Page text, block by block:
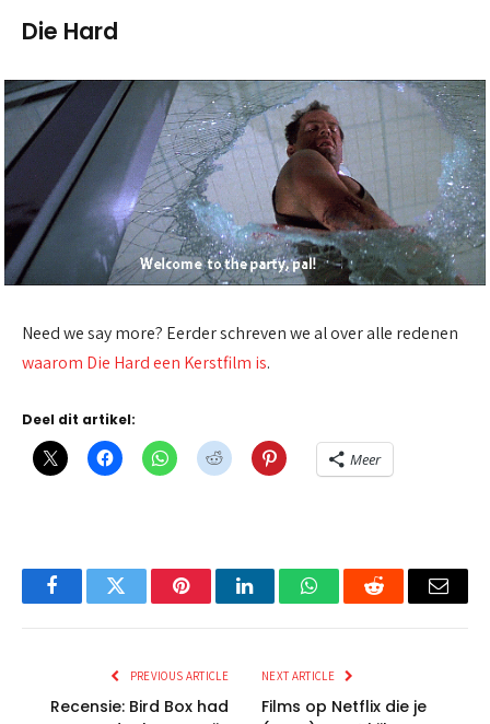
Die Hard
Need we say more? Eerder schreven we al over alle redenen
waarom Die Hard een Kerstfilm is.
Deel dit artikel:
Meer
FacebookTwitter PinterestLinkedInWhatsAppReddit Email
PREVIOUS ARTICLE
Recensie: Bird Box had
NEXT ARTICLE
Films op Netflix die je